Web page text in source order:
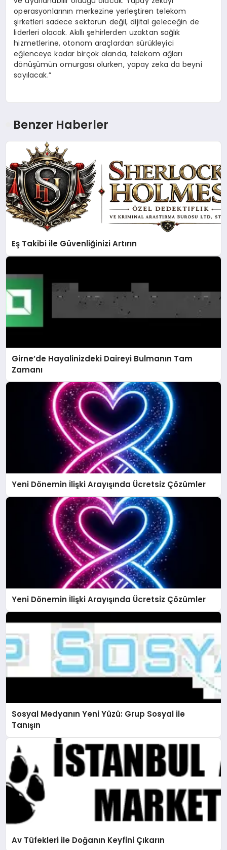
operasyonlarının merkezine yerleştiren telekom
şirketleri sadece sektörün değil, dijital geleceğin de
liderleri olacak. Akıllı şehirlerden uzaktan sağlık
hizmetlerine, otonom araçlardan sürükleyici
eğlenceye kadar birçok alanda, telekom ağları
dönüşümün omurgası olurken, yapay zeka da beyni
sayılacak.”
Benzer Haberler
Eş Takibi ile Güvenliğinizi Artırın
Girne’de Hayalinizdeki Daireyi Bulmanın Tam
Zamanı
Yeni Dönemin İlişki Arayışında Ücretsiz Çözümler
Yeni Dönemin İlişki Arayışında Ücretsiz Çözümler
Sosyal Medyanın Yeni Yüzü: Grup Sosyal ile
Tanışın
Av Tüfekleri ile Doğanın Keyfini Çıkarın